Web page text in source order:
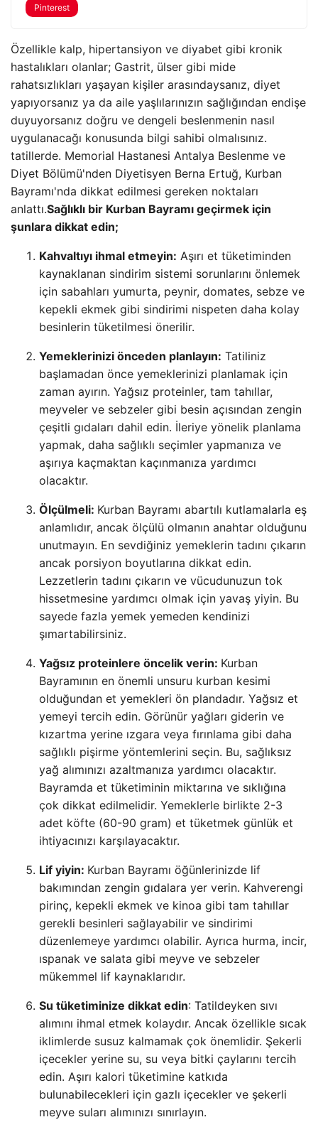
Pinterest
Özellikle kalp, hipertansiyon ve diyabet gibi kronik
hastalıkları olanlar; Gastrit, ülser gibi mide
rahatsızlıkları yaşayan kişiler arasındaysanız, diyet
yapıyorsanız ya da aile yaşlılarınızın sağlığından endişe
duyuyorsanız doğru ve dengeli beslenmenin nasıl
uygulanacağı konusunda bilgi sahibi olmalısınız.
tatillerde. Memorial Hastanesi Antalya Beslenme ve
Diyet Bölümü'nden Diyetisyen Berna Ertuğ, Kurban
Bayramı'nda dikkat edilmesi gereken noktaları
anlattı.Sağlıklı bir Kurban Bayramı geçirmek için
şunlara dikkat edin;
Kahvaltıyı ihmal etmeyin: Aşırı et tüketiminden
kaynaklanan sindirim sistemi sorunlarını önlemek
için sabahları yumurta, peynir, domates, sebze ve
kepekli ekmek gibi sindirimi nispeten daha kolay
besinlerin tüketilmesi önerilir.
Yemeklerinizi önceden planlayın: Tatiliniz
başlamadan önce yemeklerinizi planlamak için
zaman ayırın. Yağsız proteinler, tam tahıllar,
meyveler ve sebzeler gibi besin açısından zengin
çeşitli gıdaları dahil edin. İleriye yönelik planlama
yapmak, daha sağlıklı seçimler yapmanıza ve
aşırıya kaçmaktan kaçınmanıza yardımcı
olacaktır.
Ölçülmeli: Kurban Bayramı abartılı kutlamalarla eş
anlamlıdır, ancak ölçülü olmanın anahtar olduğunu
unutmayın. En sevdiğiniz yemeklerin tadını çıkarın
ancak porsiyon boyutlarına dikkat edin.
Lezzetlerin tadını çıkarın ve vücudunuzun tok
hissetmesine yardımcı olmak için yavaş yiyin. Bu
sayede fazla yemek yemeden kendinizi
şımartabilirsiniz.
Yağsız proteinlere öncelik verin: Kurban
Bayramının en önemli unsuru kurban kesimi
olduğundan et yemekleri ön plandadır. Yağsız et
yemeyi tercih edin. Görünür yağları giderin ve
kızartma yerine ızgara veya fırınlama gibi daha
sağlıklı pişirme yöntemlerini seçin. Bu, sağlıksız
yağ alımınızı azaltmanıza yardımcı olacaktır.
Bayramda et tüketiminin miktarına ve sıklığına
çok dikkat edilmelidir. Yemeklerle birlikte 2-3
adet köfte (60-90 gram) et tüketmek günlük et
ihtiyacınızı karşılayacaktır.
Lif yiyin: Kurban Bayramı öğünlerinizde lif
bakımından zengin gıdalara yer verin. Kahverengi
pirinç, kepekli ekmek ve kinoa gibi tam tahıllar
gerekli besinleri sağlayabilir ve sindirimi
düzenlemeye yardımcı olabilir. Ayrıca hurma, incir,
ıspanak ve salata gibi meyve ve sebzeler
mükemmel lif kaynaklarıdır.
Su tüketiminize dikkat edin: Tatildeyken sıvı
alımını ihmal etmek kolaydır. Ancak özellikle sıcak
iklimlerde susuz kalmamak çok önemlidir. Şekerli
içecekler yerine su, su veya bitki çaylarını tercih
edin. Aşırı kalori tüketimine katkıda
bulunabilecekleri için gazlı içecekler ve şekerli
meyve suları alımınızı sınırlayın.